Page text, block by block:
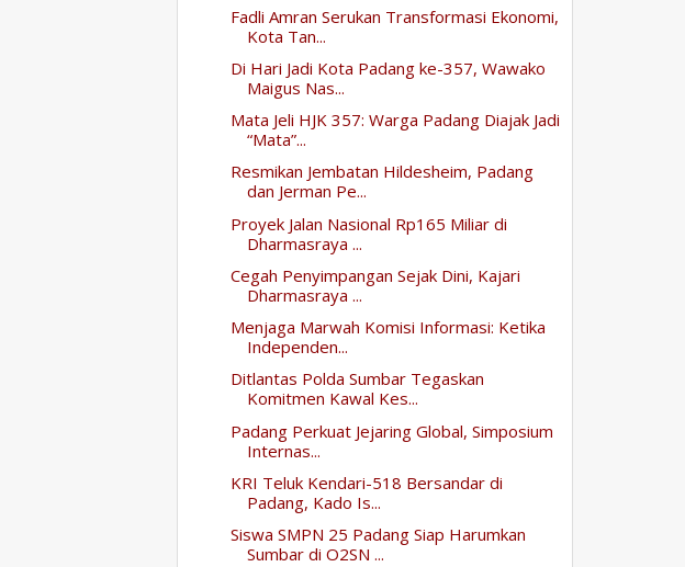
Fadli Amran Serukan Transformasi Ekonomi,
Kota Tan...
Di Hari Jadi Kota Padang ke-357, Wawako
Maigus Nas...
Mata Jeli HJK 357: Warga Padang Diajak Jadi
“Mata”...
Resmikan Jembatan Hildesheim, Padang
dan Jerman Pe...
Proyek Jalan Nasional Rp165 Miliar di
Dharmasraya ...
Cegah Penyimpangan Sejak Dini, Kajari
Dharmasraya ...
Menjaga Marwah Komisi Informasi: Ketika
Independen...
Ditlantas Polda Sumbar Tegaskan
Komitmen Kawal Kes...
Padang Perkuat Jejaring Global, Simposium
Internas...
KRI Teluk Kendari-518 Bersandar di
Padang, Kado Is...
Siswa SMPN 25 Padang Siap Harumkan
Sumbar di O2SN ...